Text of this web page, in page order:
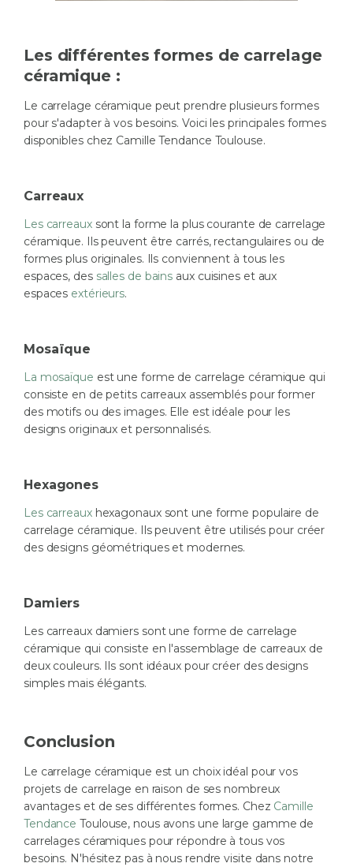
Les différentes formes de carrelage
céramique :
Le carrelage céramique peut prendre plusieurs formes
pour s'adapter à vos besoins. Voici les principales formes
disponibles chez Camille Tendance Toulouse.
Carreaux
Les carreauxsont la forme la plus courante de carrelage
céramique. Ils peuvent être carrés, rectangulaires ou de
formes plus originales. Ils conviennent à tous les
espaces, des salles de bains aux cuisines et aux
espaces extérieurs.
Mosaïque
La mosaïque est une forme de carrelage céramique qui
consiste en de petits carreaux assemblés pour former
des motifs ou des images. Elle est idéale pour les
designs originaux et personnalisés.
Hexagones
Les carreauxhexagonaux sont une forme populaire de
carrelage céramique. Ils peuvent être utilisés pour créer
des designs géométriques et modernes.
Damiers
Les carreaux damiers sont une forme de carrelage
céramique qui consiste en l'assemblage de carreaux de
deux couleurs. Ils sont idéaux pour créer des designs
simples mais élégants.
Conclusion
Le carrelage céramique est un choix idéal pour vos
projets de carrelage en raison de ses nombreux
avantages et de ses différentes formes. Chez Camille
Tendance Toulouse, nous avons une large gamme de
carrelages céramiques pour répondre à tous vos
besoins. N'hésitez pas à nous rendre visite dans notre